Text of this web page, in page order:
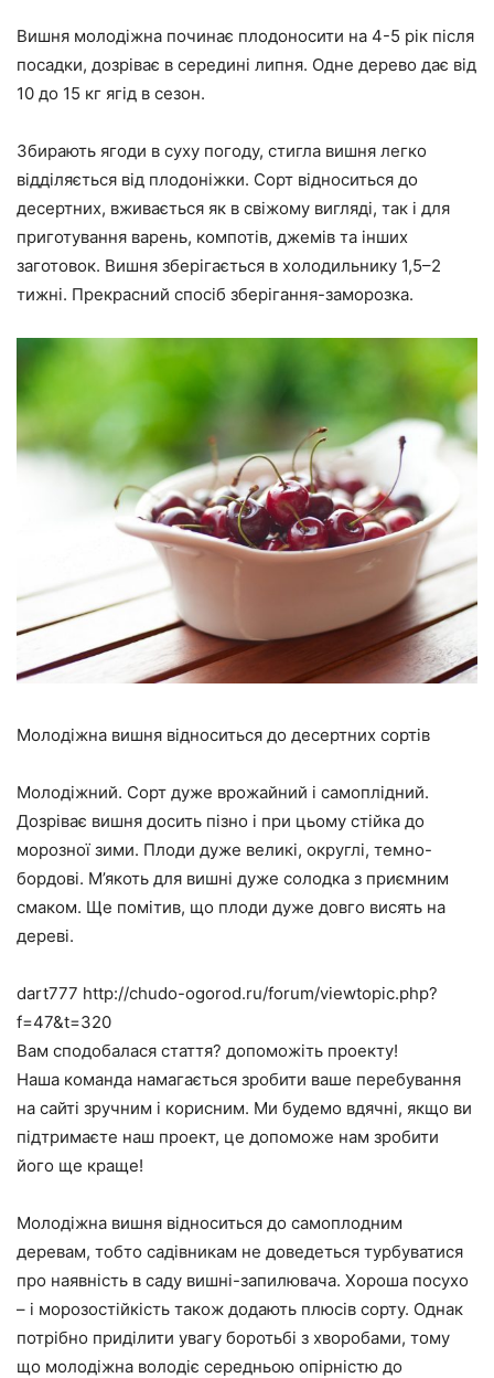
Вишня молодіжна починає плодоносити на 4-5 рік після
посадки, дозріває в середині липня. Одне дерево дає від
10 до 15 кг ягід в сезон.
Збирають ягоди в суху погоду, стигла вишня легко
відділяється від плодоніжки. Сорт відноситься до
десертних, вживається як в свіжому вигляді, так і для
приготування варень, компотів, джемів та інших
заготовок. Вишня зберігається в холодильнику 1,5–2
тижні. Прекрасний спосіб зберігання-заморозка.
Молодіжна вишня відноситься до десертних сортів
Молодіжний. Сорт дуже врожайний і самоплідний.
Дозріває вишня досить пізно і при цьому стійка до
морозної зими. Плоди дуже великі, округлі, темно-
бордові. М’якоть для вишні дуже солодка з приємним
смаком. Ще помітив, що плоди дуже довго висять на
дереві.
dart777 http://chudo-ogorod.ru/forum/viewtopic.php?
f=47&t=320
Вам сподобалася стаття? допоможіть проекту!
Наша команда намагається зробити ваше перебування
на сайті зручним і корисним. Ми будемо вдячні, якщо ви
підтримаєте наш проект, це допоможе нам зробити
його ще краще!
Молодіжна вишня відноситься до самоплодним
деревам, тобто садівникам не доведеться турбуватися
про наявність в саду вишні-запилювача. Хороша посухо
– і морозостійкість також додають плюсів сорту. Однак
потрібно приділити увагу боротьбі з хворобами, тому
що молодіжна володіє середньою опірністю до